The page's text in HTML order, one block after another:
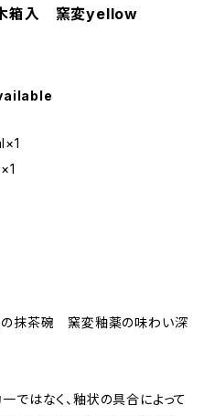
箱入 窯変yellow
の抹茶碗 窯変釉薬の味わい深
ではなく、釉状の具合によって